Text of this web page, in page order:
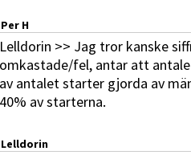
Per H
Lelldorin >> Jag tror kanske
omkastade/fel, antar att
av antalet starter gjorda av
40% av starterna.
Lelldorin